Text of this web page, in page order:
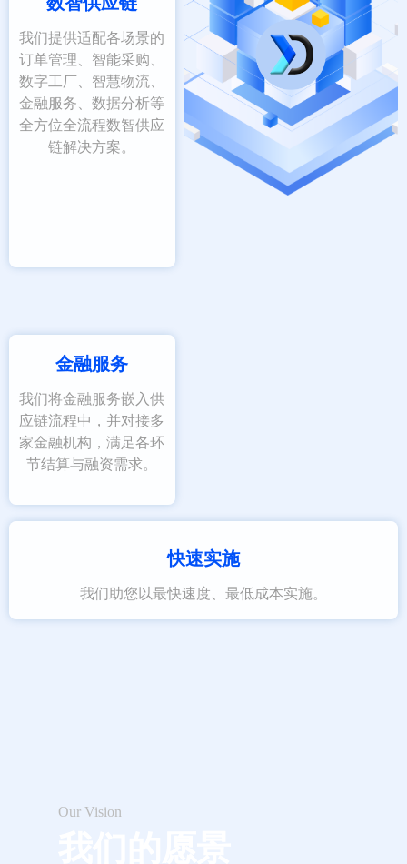
快速实施
我们助您以最快速度、最低成本实施。
我们提供适配各场景的
订单管理、智能采购、
数字工厂、智慧物流、
金融服务、数据分析等
全方位全流程数智供应
链解决方案。
金融服务
我们将金融服务嵌入供
应链流程中，并对接多
家金融机构，满足各环
节结算与融资需求。
Our Vision